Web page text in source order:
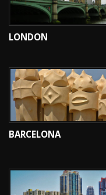
LONDON
BARCELONA